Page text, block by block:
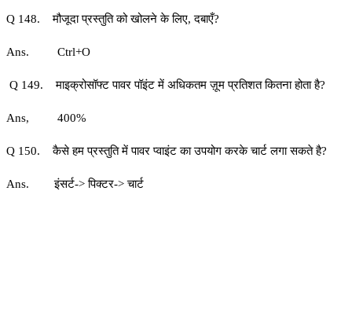
Q 148. मौजूदा प्रस्तुति को खोलने के लिए, दबाएँ?
Ans. Ctrl+O
Q 149. माइक्रोसॉफ्ट पावर पॉइंट में अधिकतम ज़ूम प्रतिशत कितना होता है?
Ans, 400%
Q 150. कैसे हम प्रस्तुति में पावर प्वाइंट का उपयोग करके चार्ट लगा सकते है?
Ans. इंसर्ट-> पिक्टर-> चार्ट